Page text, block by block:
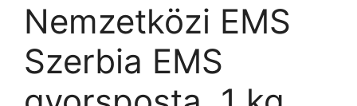
Nemzetközi EMS
Szerbia EMS